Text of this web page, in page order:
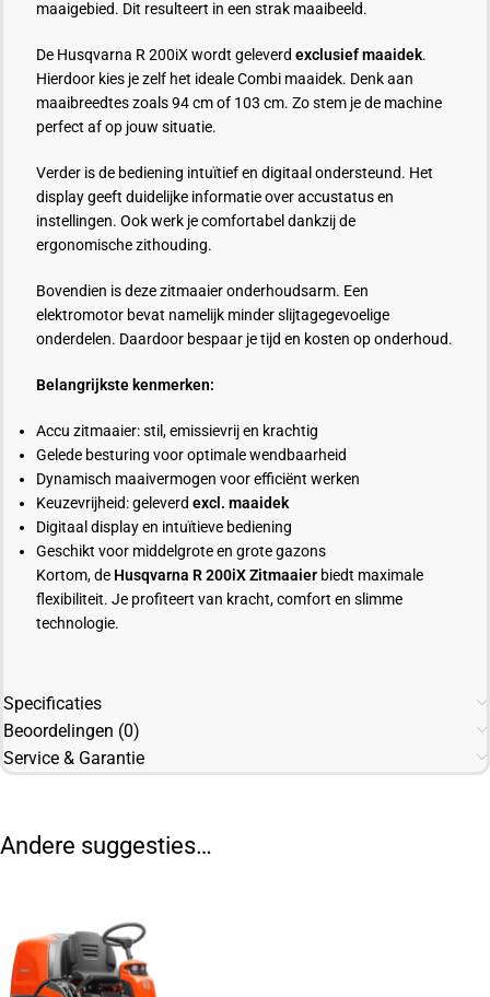
maaigebied. Dit resulteert in een strak maaibeeld.
De Husqvarna R 200iX wordt geleverd exclusief maaidek.
Hierdoor kies je zelf het ideale Combi maaidek. Denk aan
maaibreedtes zoals 94 cm of 103 cm. Zo stem je de machine
perfect af op jouw situatie.
Verder is de bediening intuïtief en digitaal ondersteund. Het
display geeft duidelijke informatie over accustatus en
instellingen. Ook werk je comfortabel dankzij de
ergonomische zithouding.
Bovendien is deze zitmaaier onderhoudsarm. Een
elektromotor bevat namelijk minder slijtagegevoelige
onderdelen. Daardoor bespaar je tijd en kosten op onderhoud.
Belangrijkste kenmerken:
Accu zitmaaier: stil, emissievrij en krachtig
Gelede besturing voor optimale wendbaarheid
Dynamisch maaivermogen voor efficiënt werken
Keuzevrijheid: geleverd excl. maaidek
Digitaal display en intuïtieve bediening
Geschikt voor middelgrote en grote gazons
Kortom, de Husqvarna R 200iX Zitmaaier biedt maximale
flexibiliteit. Je profiteert van kracht, comfort en slimme
technologie.
Specificaties
Beoordelingen (0)
Service & Garantie
Andere suggesties…